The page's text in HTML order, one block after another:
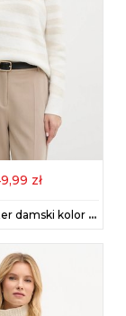
zł
Morgan sweter damski kolor beżowy MTIGRA